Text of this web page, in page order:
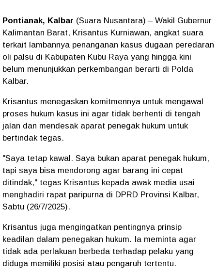
Pontianak, Kalbar (Suara Nusantara) – Wakil Gubernur
Kalimantan Barat, Krisantus Kurniawan, angkat suara
terkait lambannya penanganan kasus dugaan peredaran
oli palsu di Kabupaten Kubu Raya yang hingga kini
belum menunjukkan perkembangan berarti di Polda
Kalbar.
Krisantus menegaskan komitmennya untuk mengawal
proses hukum kasus ini agar tidak berhenti di tengah
jalan dan mendesak aparat penegak hukum untuk
bertindak tegas.
"Saya tetap kawal. Saya bukan aparat penegak hukum,
tapi saya bisa mendorong agar barang ini cepat
ditindak," tegas Krisantus kepada awak media usai
menghadiri rapat paripurna di DPRD Provinsi Kalbar,
Sabtu (26/7/2025).
Krisantus juga mengingatkan pentingnya prinsip
keadilan dalam penegakan hukum. Ia meminta agar
tidak ada perlakuan berbeda terhadap pelaku yang
diduga memiliki posisi atau pengaruh tertentu.